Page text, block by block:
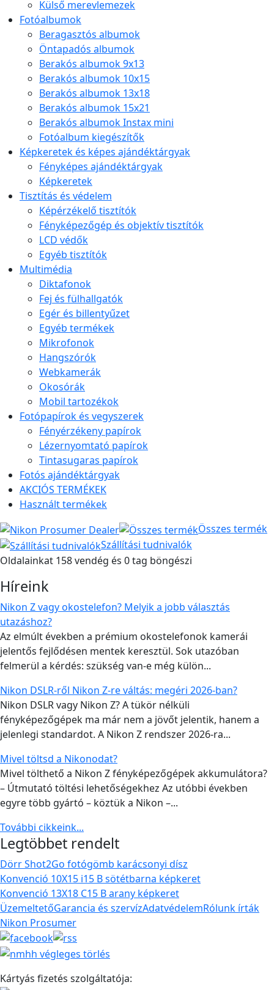
Külső merevlemezek
Fotóalbumok
Beragasztós albumok
Öntapadós albumok
Berakós albumok 9x13
Berakós albumok 10x15
Berakós albumok 13x18
Berakós albumok 15x21
Berakós albumok Instax mini
Fotóalbum kiegészítők
Képkeretek és képes ajándéktárgyak
Fényképes ajándéktárgyak
Képkeretek
Tisztítás és védelem
Képérzékelő tisztítók
Fényképezőgép és objektív tisztítók
LCD védők
Egyéb tisztítók
Multimédia
Diktafonok
Fej és fülhallgatók
Egér és billentyűzet
Egyéb termékek
Mikrofonok
Hangszórók
Webkamerák
Okosórák
Mobil tartozékok
Fotópapírok és vegyszerek
Fényérzékeny papírok
Lézernyomtató papírok
Tintasugaras papírok
Fotós ajándéktárgyak
AKCIÓS TERMÉKEK
Használt termékek
Összes termék
Szállítási tudnivalók
Oldalainkat 158 vendég és 0 tag böngészi
Híreink
Nikon Z vagy okostelefon? Melyik a jobb választás
utazáshoz?
Az elmúlt években a prémium okostelefonok kamerái
jelentős fejlődésen mentek keresztül. Sok utazóban
felmerül a kérdés: szükség van-e még külön...
Nikon DSLR-ről Nikon Z-re váltás: megéri 2026-ban?
Nikon DSLR vagy Nikon Z? A tükör nélküli
fényképezőgépek ma már nem a jövőt jelentik, hanem a
jelenlegi standardot. A Nikon Z rendszer 2026-ra...
Mivel töltsd a Nikonodat?
Mivel tölthető a Nikon Z fényképezőgépek akkumulátora?
– Útmutató töltési lehetőségekhez Az utóbbi években
egyre több gyártó – köztük a Nikon –...
További cikkeink...
Legtöbbet rendelt
Dörr Shot2Go fotógömb karácsonyi dísz
Konvenció 10X15 i15 B sötétbarna képkeret
Konvenció 13X18 C15 B arany képkeret
ÜzemeltetőGarancia és szervízAdatvédelemRólunk írták
Nikon Prosumer
Kártyás fizetés szolgáltatója: